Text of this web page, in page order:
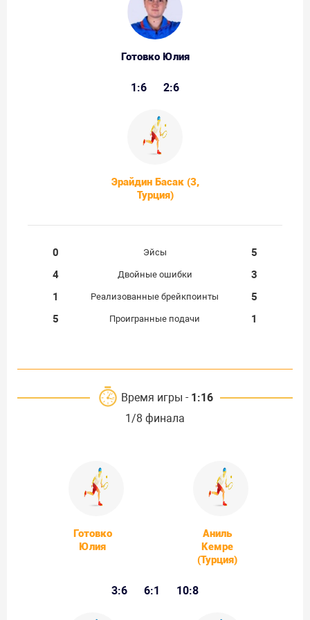
Готовко Юлия
1:6 2:6
Эрайдин Басак (3,
Турция)
0 Эйсы
5
4
Двойные ошибки
3
1
Реализованные брейкпоинты
5
5
Проигранные подачи 1
Время игры - 1:16
1/8 финала
Готовко
Юлия
Аниль
Кемре
(Турция)
3:6 6:1 10:8